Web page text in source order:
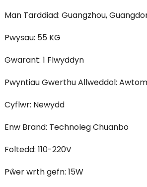
Man Tarddiad: Guangzhou,
Pwysau: 55 KG
Gwarant: 1 Flwyddyn
Pwyntiau Gwerthu Allweddol:
Cyflwr: Newydd
Enw Brand: Technoleg Chuanbo
Foltedd: 110-220V
Pŵer wrth gefn: 15W